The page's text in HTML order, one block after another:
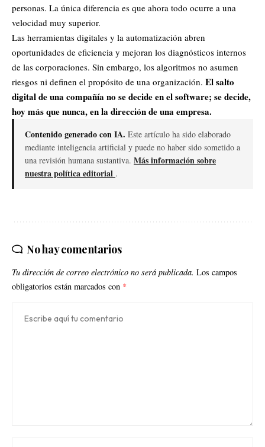
personas. La única diferencia es que ahora todo ocurre a una
velocidad muy superior.
Las herramientas digitales y la automatización abren
oportunidades de eficiencia y mejoran los diagnósticos internos
de las corporaciones. Sin embargo, los algoritmos no asumen
riesgos ni definen el propósito de una organización. El salto
digital de una compañía no se decide en el software; se decide,
hoy más que nunca, en la dirección de una empresa.
Contenido generado con IA. Este artículo ha sido elaborado
mediante inteligencia artificial y puede no haber sido sometido a
una revisión humana sustantiva. Más información sobre
nuestra política editorial .
No hay comentarios
Tu dirección de correo electrónico no será publicada. Los campos
obligatorios están marcados con *